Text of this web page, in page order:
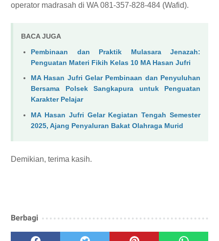
operator madrasah di WA 081-357-828-484 (Wafid).
BACA JUGA
Pembinaan dan Praktik Mulasara Jenazah:
Penguatan Materi Fikih Kelas 10 MA Hasan Jufri
MA Hasan Jufri Gelar Pembinaan dan Penyuluhan
Bersama Polsek Sangkapura untuk Penguatan
Karakter Pelajar
MA Hasan Jufri Gelar Kegiatan Tengah Semester
2025, Ajang Penyaluran Bakat Olahraga Murid
Demikian, terima kasih.
Berbagi